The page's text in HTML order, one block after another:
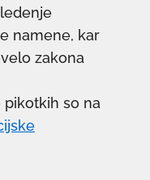
namene, kar
zakona
so na